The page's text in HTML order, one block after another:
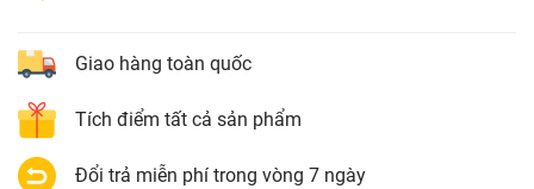
Giao hàng toàn quốc
Tích điểm tất cả sản phẩm
Đổi trả miễn phí trong vòng 7 ngày